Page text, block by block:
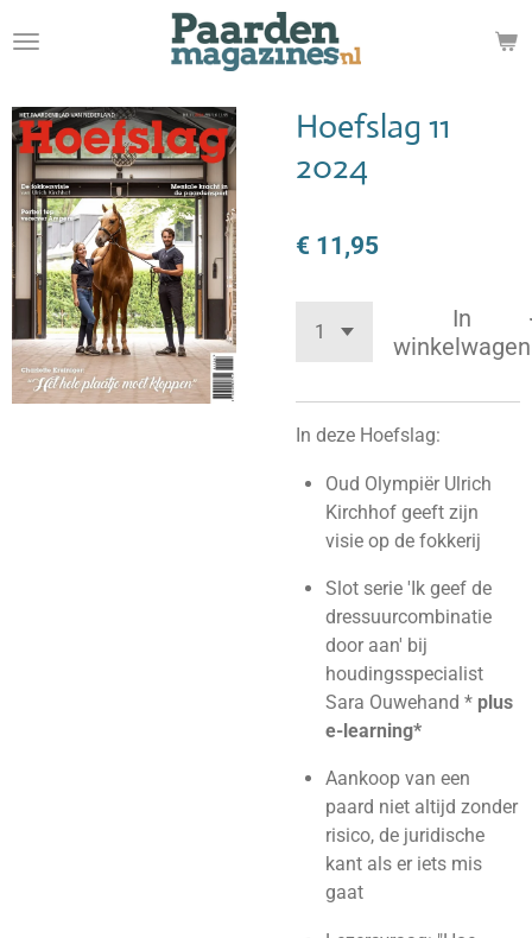
direct
de
hoofdinhoud
Hoefslag 11
2024
€ 11,95
In
winkelwagen
In deze Hoefslag:
Oud Olympiër Ulrich
Kirchhof geeft zijn
visie op de fokkerij
Slot serie 'Ik geef de
dressuurcombinatie
door aan' bij
houdingsspecialist
Sara Ouwehand * plus
e-learning*
Aankoop van een
paard niet altijd zonder
risico, de juridische
kant als er iets mis
gaat